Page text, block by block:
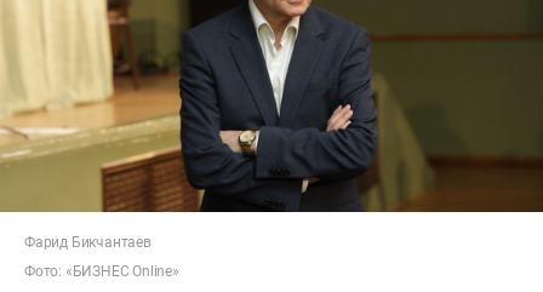
Фарид Бикчантаев
Фото: «БИЗНЕС Online»